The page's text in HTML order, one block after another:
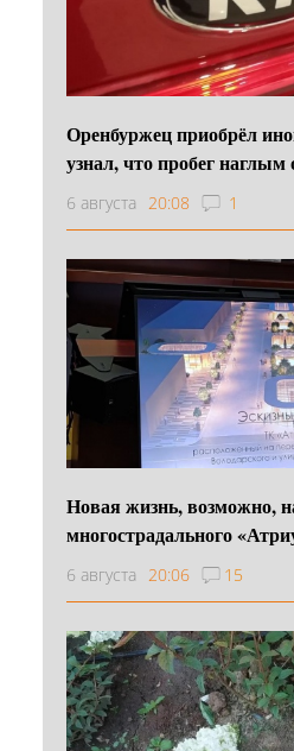
Оренбуржец приобрёл
узнал, что пробег наглым
6 августа 20:08 1
Новая жизнь, возможно,
многострадального
6 августа 20:06 15